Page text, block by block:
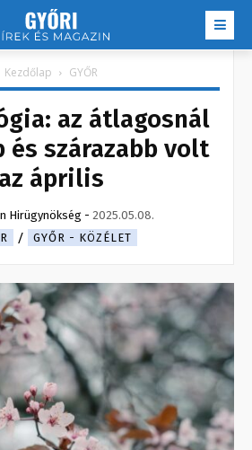
Kezdőlap GYŐR
az átlagosnál
és szárazabb volt
az április
Hirügynökség - 2025.05.08.
GYŐR - KÖZÉLET